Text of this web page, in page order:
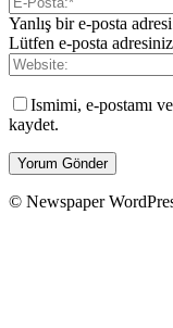
Yanlış bir e-posta
Lütfen e-posta
Ismimi, e-postamı
kaydet.
© Newspaper